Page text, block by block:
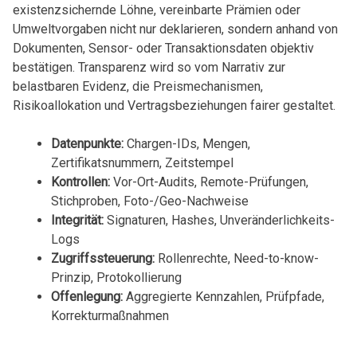
existenzsichernde Löhne, vereinbarte Prämien oder
Umweltvorgaben nicht nur deklarieren, sondern anhand von
Dokumenten, Sensor- oder Transaktionsdaten objektiv
bestätigen. Transparenz wird so vom Narrativ zur
belastbaren Evidenz, die Preismechanismen,
Risikoallokation und Vertragsbeziehungen fairer gestaltet.
Datenpunkte:Chargen-IDs, Mengen,
Zertifikatsnummern, Zeitstempel
Kontrollen:Vor-Ort-Audits, Remote-Prüfungen,
Stichproben, Foto-/Geo-Nachweise
Integrität:Signaturen, Hashes, Unveränderlichkeits-
Logs
Zugriffssteuerung:Rollenrechte, Need-to-know-
Prinzip, Protokollierung
Offenlegung:Aggregierte Kennzahlen, Prüfpfade,
Korrekturmaßnahmen